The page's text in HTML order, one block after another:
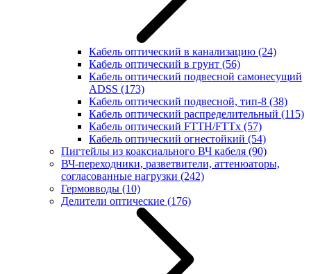
Кабель оптический в канализацию (24)
Кабель оптический в грунт (56)
Кабель оптический подвесной самонесущий
ADSS (173)
Кабель оптический подвесной, тип-8 (38)
Кабель оптический распределительный (115)
Кабель оптический FTTH/FTTx (57)
Кабель оптический огнестойкий (54)
Пигтейлы из коаксиального ВЧ кабеля (90)
ВЧ-переходники, разветвители, аттенюаторы,
согласованные нагрузки (242)
Гермовводы (10)
Делители оптические (176)